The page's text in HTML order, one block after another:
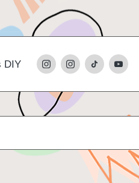
DIY instagraml’instagram
studio
tiktok youtube